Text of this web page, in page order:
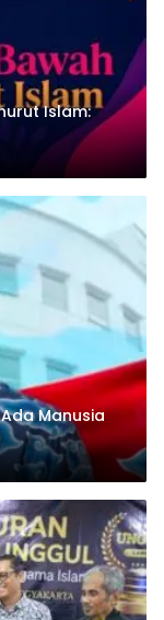
Islam:
Manusia